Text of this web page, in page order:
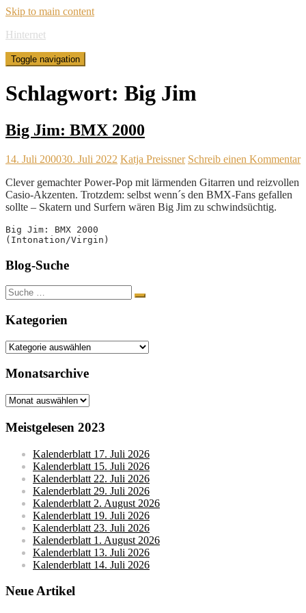
Skip to main content
Hinternet
Toggle navigation
Schlagwort: Big Jim
Big Jim: BMX 2000
14. Juli 200030. Juli 2022 Katja Preissner Schreib einen Kommentar
Clever gemachter Power-Pop mit lärmenden Gitarren und reizvollen
Casio-Akzenten. Trotzdem: selbst wenn´s den BMX-Fans gefallen
sollte – Skatern und Surfern wären Big Jim zu schwindsüchtig.
Big Jim: BMX 2000
(Intonation/Virgin)
Blog-Suche
Suche
nach:
Kategorien
Kategorien
Monatsarchive
Monatsarchive
Meistgelesen 2023
Kalenderblatt 17. Juli 2026
Kalenderblatt 15. Juli 2026
Kalenderblatt 22. Juli 2026
Kalenderblatt 29. Juli 2026
Kalenderblatt 2. August 2026
Kalenderblatt 19. Juli 2026
Kalenderblatt 23. Juli 2026
Kalenderblatt 1. August 2026
Kalenderblatt 13. Juli 2026
Kalenderblatt 14. Juli 2026
Neue Artikel